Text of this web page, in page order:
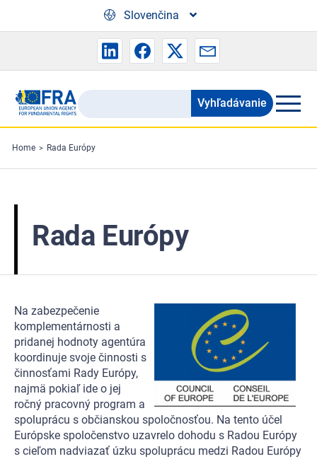
Slovenčina
Search
the
FRA
website
Vyhľadávanie
Home Rada Európy
Rada Európy
Na zabezpečenie
komplementárnosti a
pridanej hodnoty agentúra
koordinuje svoje činnosti s
činnosťami Rady Európy,
najmä pokiaľ ide o jej
ročný pracovný program a
spoluprácu s občianskou spoločnosťou. Na tento účel
Európske spoločenstvo uzavrelo dohodu s Radou Európy
s cieľom nadviazať úzku spoluprácu medzi Radou Európy